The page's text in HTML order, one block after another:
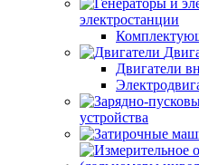
электростанции
Двигатели
устройства